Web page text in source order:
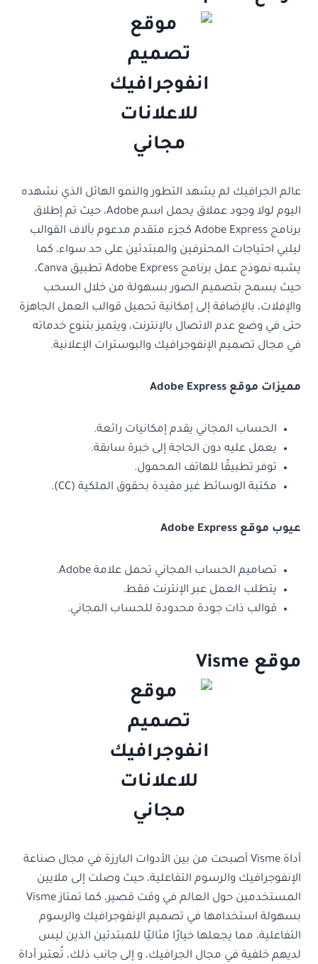
عالم الجرافيك لم يشهد التطور والنمو الهائل الذي نشهده
اليوم لولا وجود عملاق يحمل اسم Adobe، حيث تم إطلاق
برنامج Adobe Express كجزء متقدم مدعوم بآلاف القوالب
ليلبي احتياجات المحترفين والمبتدئين على حد سواء، كما
يشبه نموذج عمل برنامج Adobe Express تطبيق Canva،
حيث يسمح بتصميم الصور بسهولة من خلال السحب
والإفلات، بالإضافة إلى إمكانية تحميل قوالب العمل الجاهزة
حتى في وضع عدم الاتصال بالإنترنت، ويتميز بتنوع خدماته
في مجال تصميم الإنفوجرافيك والبوسترات الإعلانية.
مميزات موقع Adobe Express
الحساب المجاني يقدم إمكانيات رائعة.
يعمل عليه دون الحاجة إلى خبرة سابقة.
توفر تطبيقًا للهاتف المحمول.
مكتبة الوسائط غير مقيدة بحقوق الملكية (CC).
عيوب موقع Adobe Express
تصاميم الحساب المجاني تحمل علامة Adobe.
يتطلب العمل عبر الإنترنت فقط.
قوالب ذات جودة محدودة للحساب المجاني.
موقع Visme
أداة Visme أصبحت من بين الأدوات البارزة في مجال صناعة
الإنفوجرافيك والرسوم التفاعلية، حيث وصلت إلى ملايين
المستخدمين حول العالم في وقت قصير، كما تمتاز Visme
بسهولة استخدامها في تصميم الإنفوجرافيك والرسوم
التفاعلية، مما يجعلها خيارًا مثاليًا للمبتدئين الذين ليس
لديهم خلفية في مجال الجرافيك، و إلى جانب ذلك، تُعتبر أداة